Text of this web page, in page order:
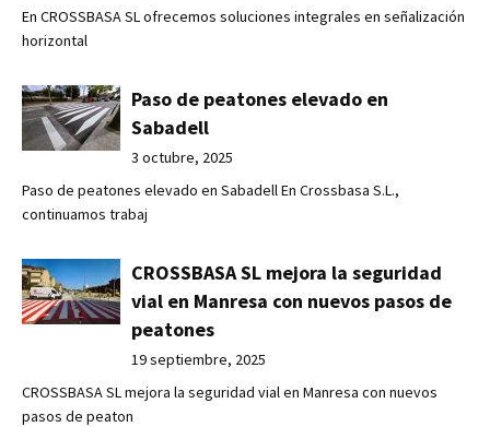
En CROSSBASA SL ofrecemos soluciones integrales en señalización
horizontal
Paso de peatones elevado en
Sabadell
3 octubre, 2025
Paso de peatones elevado en Sabadell En Crossbasa S.L.,
continuamos trabaj
CROSSBASA SL mejora la seguridad
vial en Manresa con nuevos pasos de
peatones
19 septiembre, 2025
CROSSBASA SL mejora la seguridad vial en Manresa con nuevos
pasos de peaton